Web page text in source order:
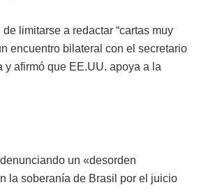
limitarse a redactar “cartas muy
encuentro bilateral con el secretario
afirmó que EE.UU. apoya a la
un «desorden
la soberanía de Brasil por el juicio